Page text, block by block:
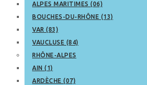
ALPES MARITIMES (06)
BOUCHES-DU-RHÔNE (13)
VAR (83)
VAUCLUSE (84)
RHÔNE-ALPES
AIN (1)
ARDÈCHE (07)